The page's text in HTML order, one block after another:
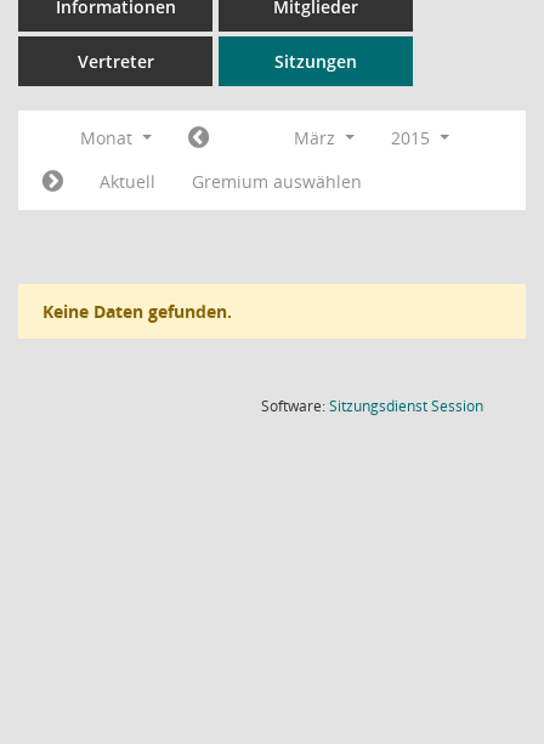
Informationen Mitglieder
Vertreter Sitzungen
Monat März
2015
Aktuell
Gremium auswählen
Keine Daten gefunden.
Software:SitzungsdienstSession(Wird in